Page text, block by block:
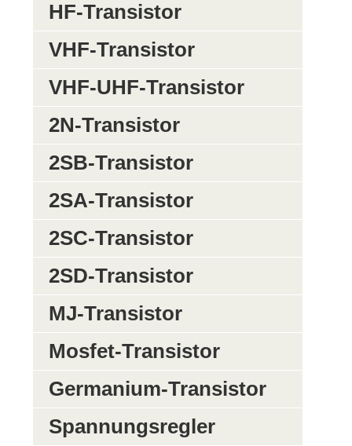
HF-Transistor
VHF-Transistor
VHF-UHF-Transistor
2N-Transistor
2SB-Transistor
2SA-Transistor
2SC-Transistor
2SD-Transistor
MJ-Transistor
Mosfet-Transistor
Germanium-Transistor
Spannungsregler